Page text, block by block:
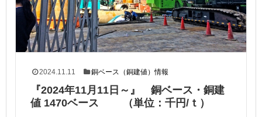
2024.11.11 銅ベース（銅建値）情報
『2024年11月11日～』 銅ベース・銅建
値 1470ベース （単位：千円/ｔ）